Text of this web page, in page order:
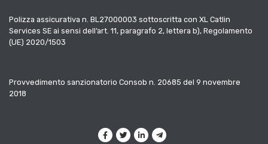
Polizza assicurativa n. BL27000003 sottoscritta con XL Catlin
Services SE ai sensi dell’art. 11, paragrafo 2, lettera b), Regolamento
(UE) 2020/1503
Provvedimento sanzionatorio Consob n. 20685 del 9 novembre
2018